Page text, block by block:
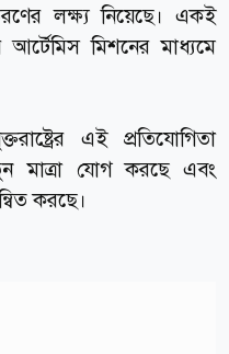
লক্ষ্য নিয়েছে। একই
আর্টেমিস মিশনের মাধ্যমে
এই প্রতিযোগিতা
মাত্রা যোগ করছে এবং
করছে।